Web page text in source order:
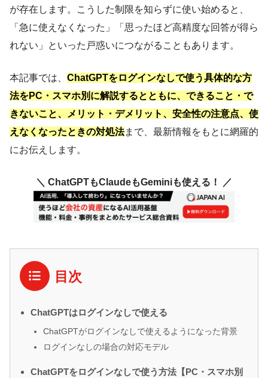
が存在します。こうした制限を知らずに使い始めると、
「急に使えなくなった」「思ったほど高精度な回答が得ら
れない」といった戸惑いにつながることもあります。
本記事では、 ChatGPTをログインなしで使う具体的な方
法をPC・スマホ別に解説するとともに、できること・で
きないこと、メリット・デメリット、安全性の注意点、使
えなくなったときの対処法まで、最新情報をもとに網羅的
にお伝えします。
＼ ChatGPTもClaudeもGeminiも使える！ ／
目次
ChatGPTはログインなしで使える
ChatGPTがログインなしで使えるようになった背景
ログインなしの場合の対応モデル
ChatGPTをログインなしで使う方法【PC・スマホ別